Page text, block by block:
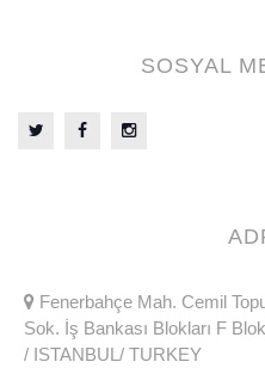
SOSYAL
Fenerbahçe Mah. Cemil
Sok. İş Bankası Blokları F
/ ISTANBUL/ TURKEY